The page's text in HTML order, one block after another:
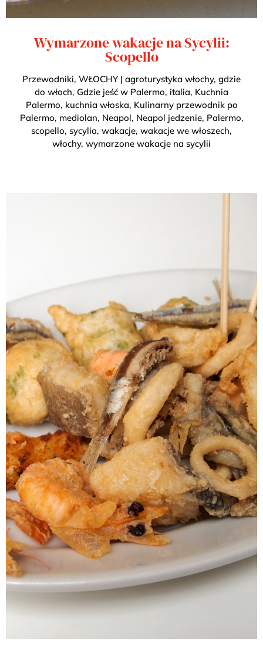
Wymarzone wakacje na Sycylii:
Scopello
Przewodniki, WŁOCHY| agroturystyka włochy, gdzie
do włoch, Gdzie jeść w Palermo, italia, Kuchnia
Palermo, kuchnia włoska, Kulinarny przewodnik po
Palermo, mediolan, Neapol, Neapol jedzenie, Palermo,
scopello, sycylia, wakacje, wakacje we włoszech,
włochy, wymarzone wakacje na sycylii